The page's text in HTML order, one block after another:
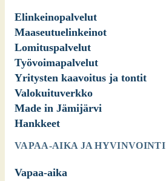
Elinkeinopalvelut
Maaseutuelinkeinot
Lomituspalvelut
Työvoimapalvelut
Yritysten kaavoitus ja tontit
Valokuituverkko
Made in Jämijärvi
Hankkeet
VAPAA-AIKA JA HYVINVOINTI
Vapaa-aika